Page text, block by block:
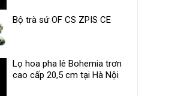
Bộ trà sứ OF CS ZPIS CE
Lọ hoa pha lê Bohemia trơn
cao cấp 20,5 cm tại Hà Nội